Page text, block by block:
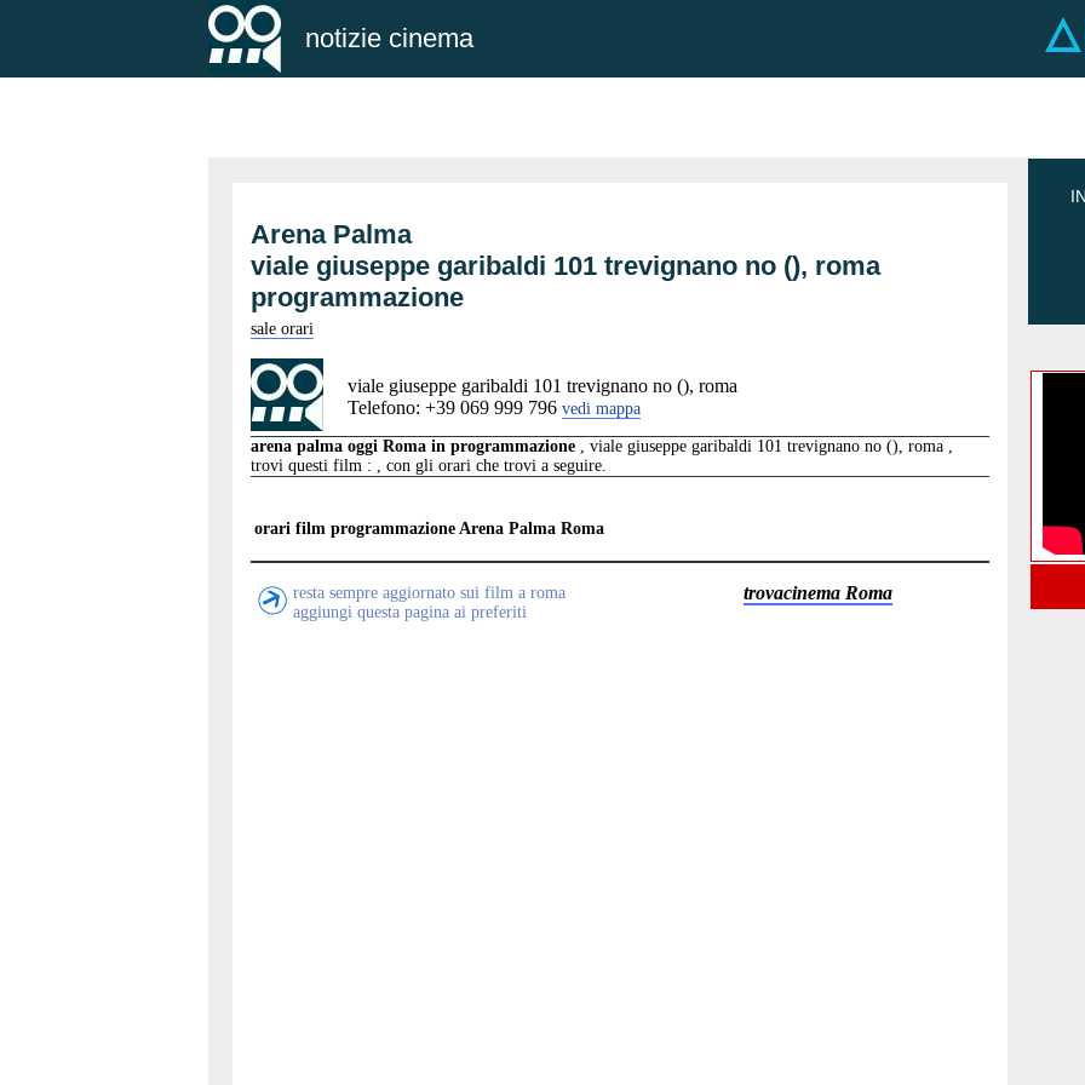
notizie cinema
Arena Palma
viale giuseppe garibaldi 101 trevignano no (), roma
programmazione
sale orari
viale giuseppe garibaldi 101 trevignano no (), roma
Telefono: +39 069 999 796 vedi mappa
arena palma oggi Roma in programmazione , viale giuseppe garibaldi 101 trevignano no (), roma ,
trovi questi film : , con gli orari che trovi a seguire.
orari film programmazione Arena Palma Roma
resta sempre aggiornato sui film a roma
aggiungi questa pagina ai preferiti
trovacinema Roma